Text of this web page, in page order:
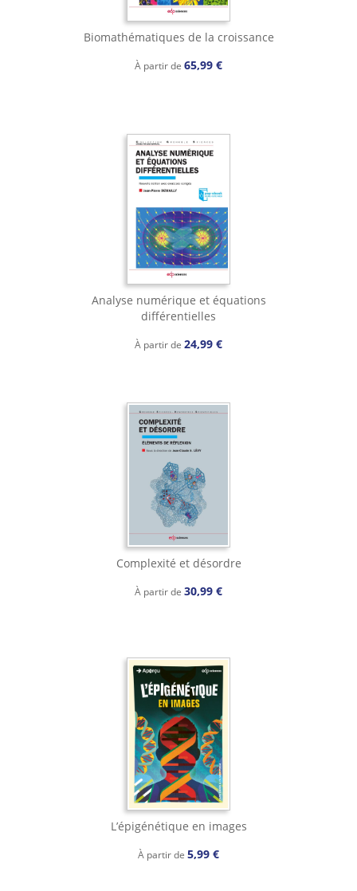
Biomathématiques de la croissance
À partir de 65,99 €
Analyse numérique et équations
différentielles
À partir de 24,99 €
Complexité et désordre
À partir de 30,99 €
L’épigénétique en images
À partir de 5,99 €